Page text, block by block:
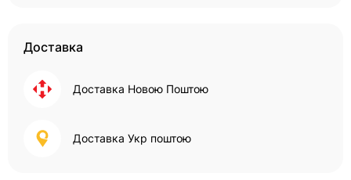
Доставка
Доставка Новою Поштою
Доставка Укр поштою